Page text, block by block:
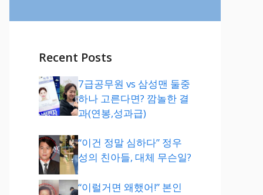
Recent Posts
7급공무원 vs 삼성맨 둘중
하나 고른다면? 깜놀한 결
과(연봉,성과급)
“이건 정말 심하다” 정우
성의 친아들, 대체 무슨일?
“이럴거면 왜했어!” 본인